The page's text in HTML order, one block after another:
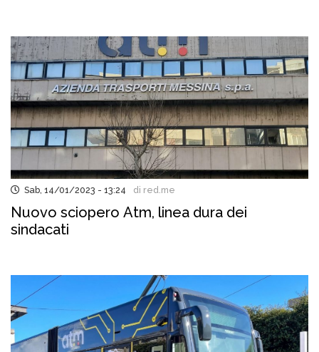
Sab, 14/01/2023 - 13:24 di red.me
Nuovo sciopero Atm, linea dura dei
sindacati